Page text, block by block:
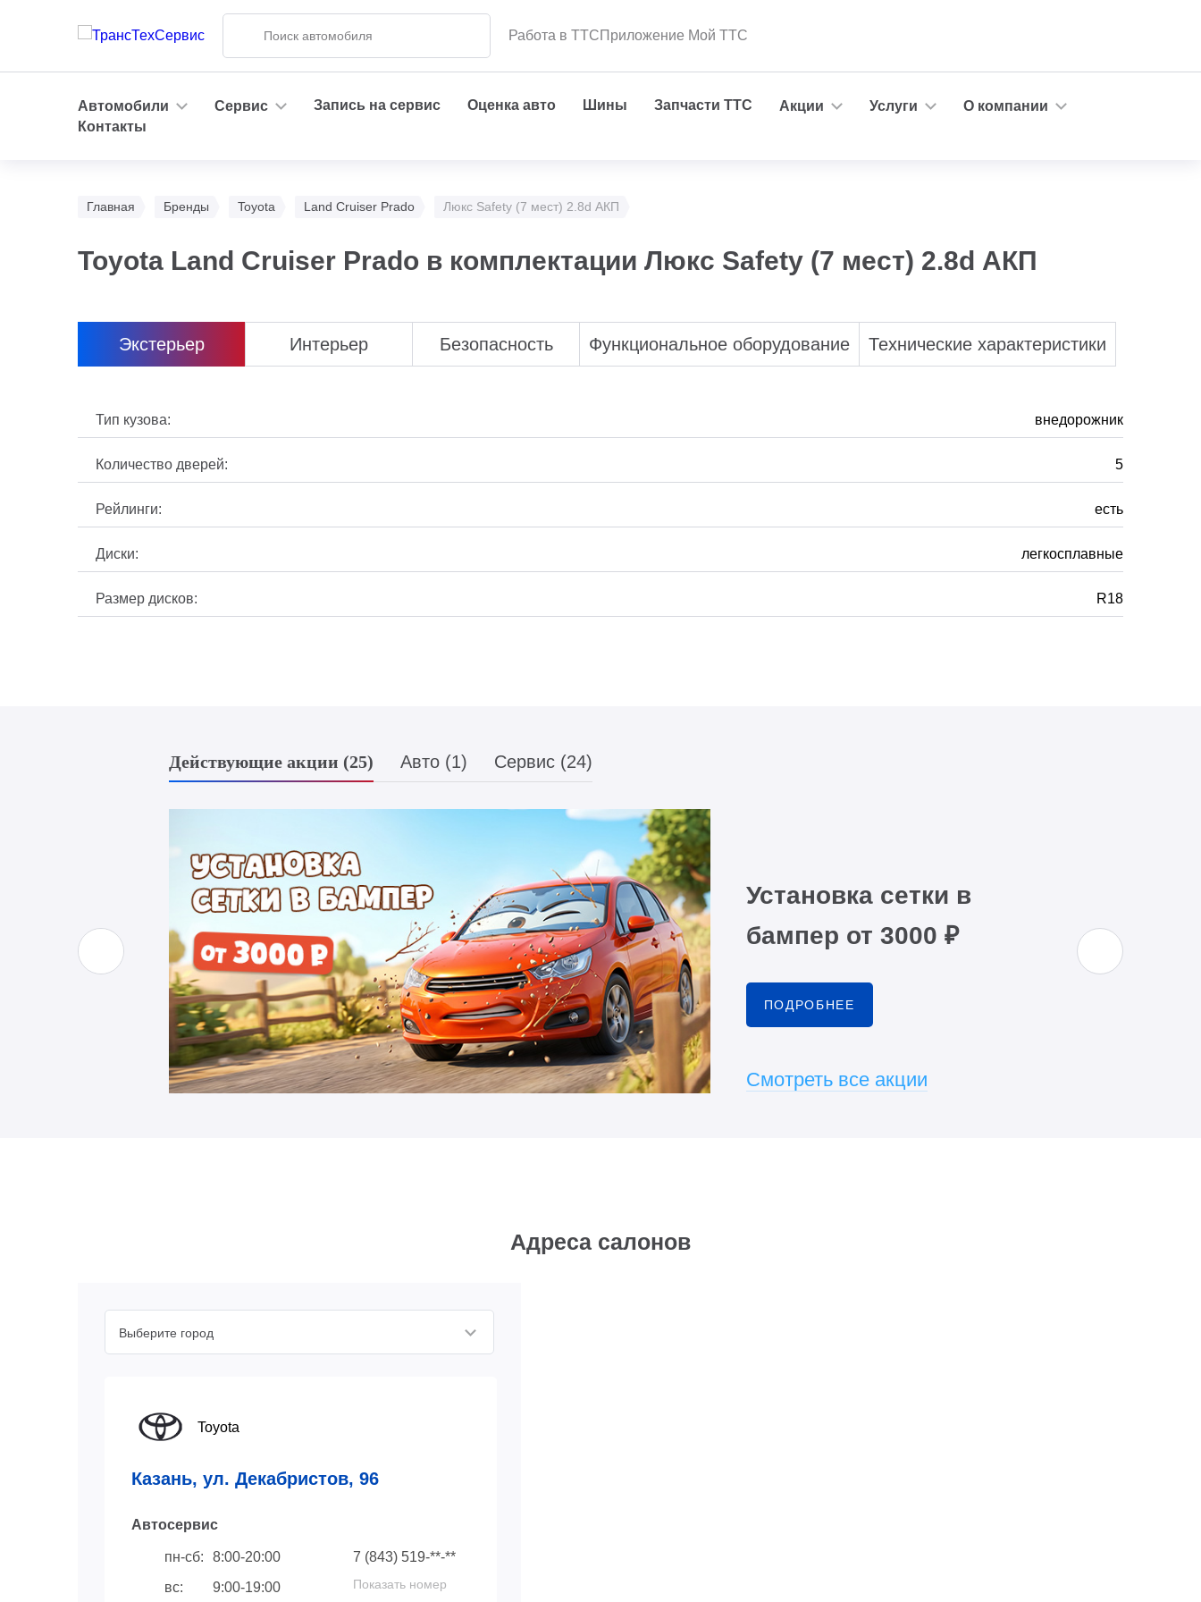
Работа в ТТСПриложение Мой ТТС
Автомобили Сервис Запись на сервис Оценка авто Шины Запчасти ТТС Акции Услуги
О компании
Контакты
Главная Бренды Toyota Land Cruiser Prado Люкс Safety (7 мест) 2.8d АКП
Toyota Land Cruiser Prado в комплектации Люкс Safety (7 мест) 2.8d АКП
Экстерьер Интерьер Безопасность Функциональное оборудование Технические характеристики
Тип кузова: внедорожник
Количество дверей: 5
Рейлинги: есть
Диски: легкосплавные
Размер дисков: R18
Действующие акции (25) Авто (1) Сервис (24)
Установка сетки в
бампер от 3000 ₽
ПОДРОБНЕЕ
Смотреть все акции
Адреса салонов
Выберите город
Toyota
Казань, ул. Декабристов, 96
Автосервис
пн-сб:
8:00-20:00
вс:
9:00-19:00
7 (843) 519-**-**
Показать номер